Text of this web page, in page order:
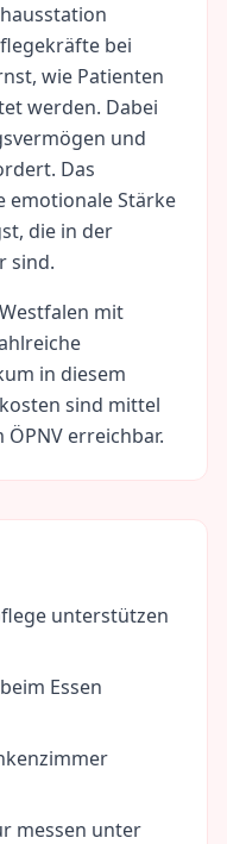
bei
wie Patienten
werden. Dabei
und
Das
emotionale Stärke
die in der
sind.
mit
in diesem
sind mittel
erreichbar.
unterstützen
Essen
messen unter